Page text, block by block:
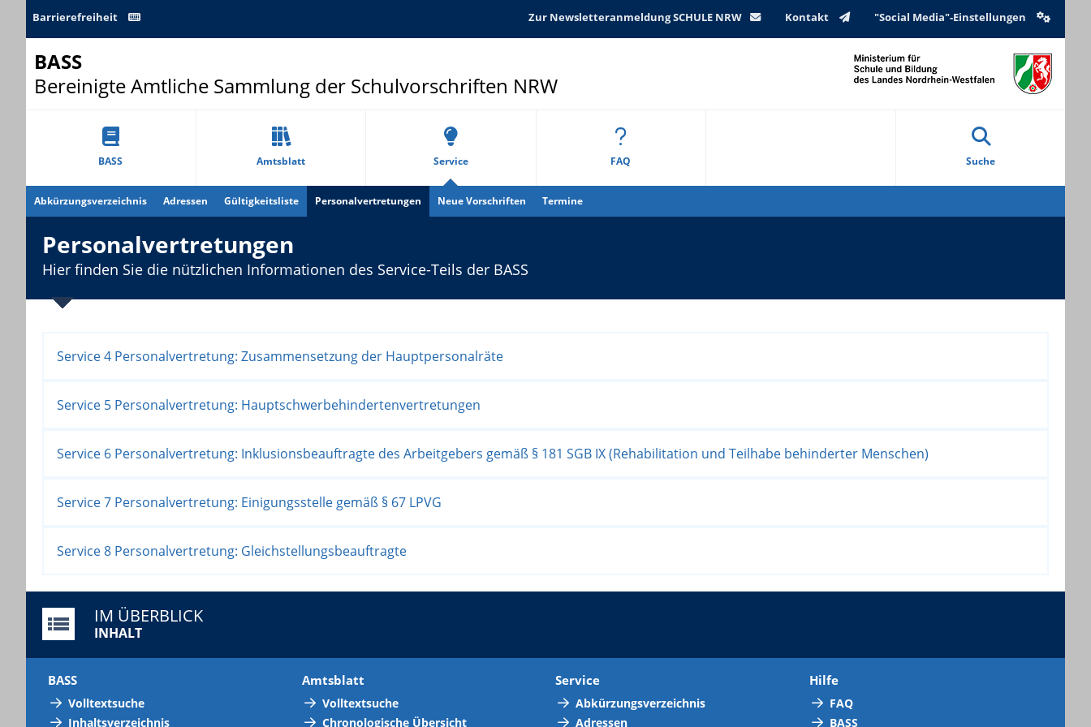
Barrierefreiheit Zur Newsletteranmeldung SCHULE NRW Kontakt "Social Media"-Einstellungen
BASS
Bereinigte Amtliche Sammlung der Schulvorschriften NRW
BASS Amtsblatt Service FAQ Suche
Abkürzungsverzeichnis Adressen Gültigkeitsliste Personalvertretungen Neue Vorschriften Termine
Personalvertretungen
Hier finden Sie die nützlichen Informationen des Service-Teils der BASS
Service 4 Personalvertretung: Zusammensetzung der Hauptpersonalräte
Service 5 Personalvertretung: Hauptschwerbehindertenvertretungen
Service 6 Personalvertretung: Inklusionsbeauftragte des Arbeitgebers gemäß § 181 SGB IX (Rehabilitation und Teilhabe behinderter Menschen)
Service 7 Personalvertretung: Einigungsstelle gemäß § 67 LPVG
Service 8 Personalvertretung: Gleichstellungsbeauftragte
IM ÜBERBLICK
INHALT
BASS
Volltextsuche
Inhaltsverzeichnis
Amtsblatt
Volltextsuche
Chronologische Übersicht
Service
Abkürzungsverzeichnis
Adressen
Hilfe
FAQ
BASS